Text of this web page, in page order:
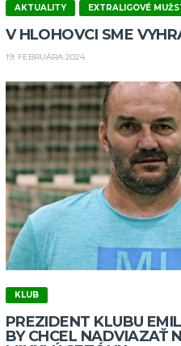
AKTUALITY EXTRALIGOVÉ
V HLOHOVCI SME
19. FEBRUÁRA 2024
KLUB
PREZIDENT KLUBU
BY CHCEL NADVIAZAŤ